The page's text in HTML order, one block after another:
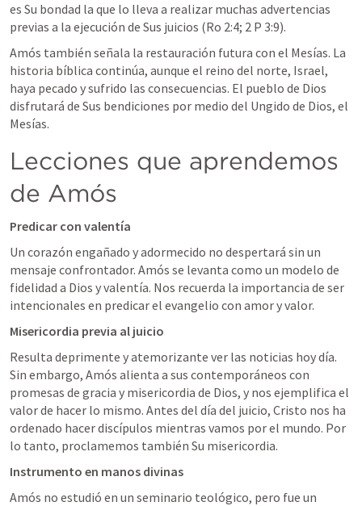
es Su bondad la que lo lleva a realizar muchas advertencias
previas a la ejecución de Sus juicios (Ro 2:4; 2 P 3:9).
Amós también señala la restauración futura con el Mesías. La
historia bíblica continúa, aunque el reino del norte, Israel,
haya pecado y sufrido las consecuencias. El pueblo de Dios
disfrutará de Sus bendiciones por medio del Ungido de Dios, el
Mesías.
Lecciones que aprendemos
de Amós
Predicar con valentía
Un corazón engañado y adormecido no despertará sin un
mensaje confrontador. Amós se levanta como un modelo de
fidelidad a Dios y valentía. Nos recuerda la importancia de ser
intencionales en predicar el evangelio con amor y valor.
Misericordia previa al juicio
Resulta deprimente y atemorizante ver las noticias hoy día.
Sin embargo, Amós alienta a sus contemporáneos con
promesas de gracia y misericordia de Dios, y nos ejemplifica el
valor de hacer lo mismo. Antes del día del juicio, Cristo nos ha
ordenado hacer discípulos mientras vamos por el mundo. Por
lo tanto, proclamemos también Su misericordia.
Instrumento en manos divinas
Amós no estudió en un seminario teológico, pero fue un